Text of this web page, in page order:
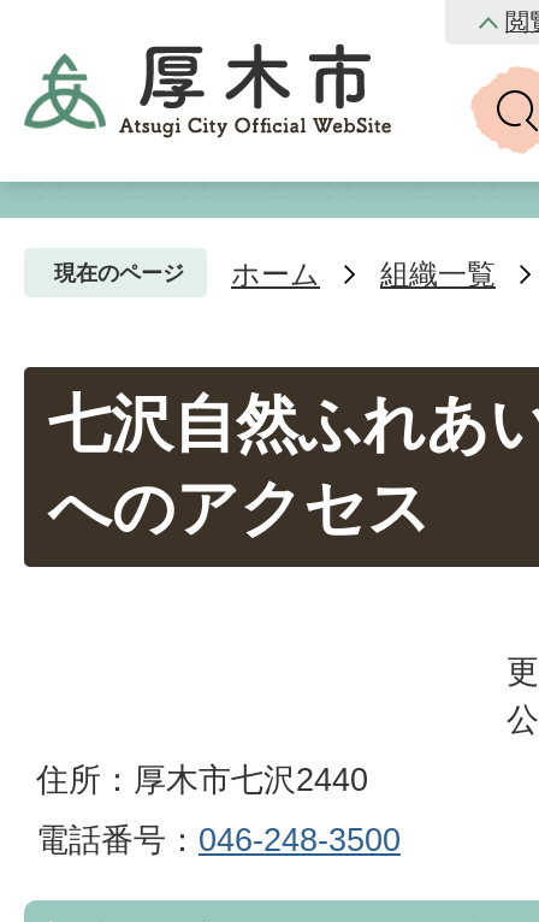
閲
現在のページ ホーム 組織一覧
七沢自然ふれあ
へのアクセス
住所：厚木市七沢2440
電話番号： 046-248-3500